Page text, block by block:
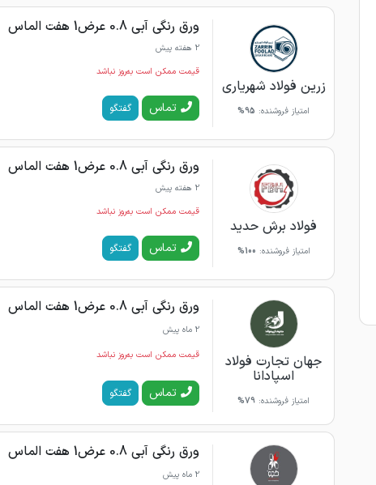
زرین فولاد شهریاری
امتیاز فروشنده: 95%
ورق رنگی آبی 0.8 عرض1 هفت الماس
2 هفته پیش
قیمت ممکن است به‌روز نباشد
تماس گفتگو
فولاد برش حدید
امتیاز فروشنده: 100%
ورق رنگی آبی 0.8 عرض1 هفت الماس
2 هفته پیش
قیمت ممکن است به‌روز نباشد
تماس گفتگو
جهان تجارت فولاد
اسپادانا
امتیاز فروشنده: 79%
ورق رنگی آبی 0.8 عرض1 هفت الماس
2 ماه پیش
قیمت ممکن است به‌روز نباشد
تماس گفتگو
ورق رنگی آبی 0.8 عرض1 هفت الماس
2 ماه پیش